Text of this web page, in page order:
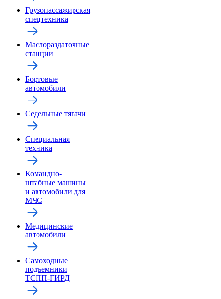
Грузопассажирская
спецтехника
Маслораздаточные
станции
Бортовые
автомобили
Седельные тягачи
Специальная
техника
Командно-
штабные машины
и автомобили для
МЧС
Медицинские
автомобили
Самоходные
подъемники
ТСПП-ГИРД